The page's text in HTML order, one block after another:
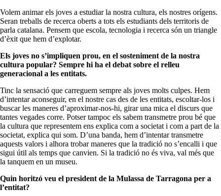
Volem animar els joves a estudiar la nostra cultura, els nostres orígens.
Seran treballs de recerca oberts a tots els estudiants dels territoris de
parla catalana. Pensem que escola, tecnologia i recerca són un triangle
d’èxit que hem d’explotar.
Els joves no s’impliquen prou, en el sosteniment de la nostra
cultura popular? Sempre hi ha el debat sobre el relleu
generacional a les entitats.
Tinc la sensació que carreguem sempre als joves molts culpes. Hem
d’intentar aconseguir, en el nostre cas des de les entitats, escoltar-los i
buscar les maneres d’aproximar-nos-hi, girar una mica el discurs que
tantes vegades corre. Potser tampoc els sabem transmetre prou bé que
la cultura que representem ens explica com a societat i com a part de la
societat, explica qui som. D’una banda, hem d’intentar transmetre
aquests valors i alhora trobar maneres que la tradició no s’encalli i que
sigui útil als temps que canvien. Si la tradició no és viva, val més que
la tanquem en un museu.
Quin horitzó veu el president de la Mulassa de Tarragona per a
l’entitat?